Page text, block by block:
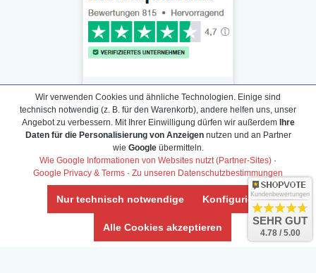
Daten­schutz­erklärung
Widerrufs­recht /Widerrufs­formular
AGB & Info
Impressum
Umwelt und Entsorgung
Vertrag widerrufen
Wir verwenden Cookies und ähnliche Technologien. Einige sind
technisch notwendig (z. B. für den Warenkorb), andere helfen uns, unser
Angebot zu verbessern. Mit Ihrer Einwilligung dürfen wir außerdem Ihre
Daten für die Personalisierung von Anzeigennutzen und an Partner
wie Googleübermitteln.
Wie Google Informationen von Websites nutzt (Partner-Sites) ·
Google Privacy & Terms · Zu unseren Datenschutzbestimmungen
Nur technisch notwendige Konfigurieren
Alle Cookies akzeptieren
Kundenbewertungen
SEHR GUT
4.78 / 5.00